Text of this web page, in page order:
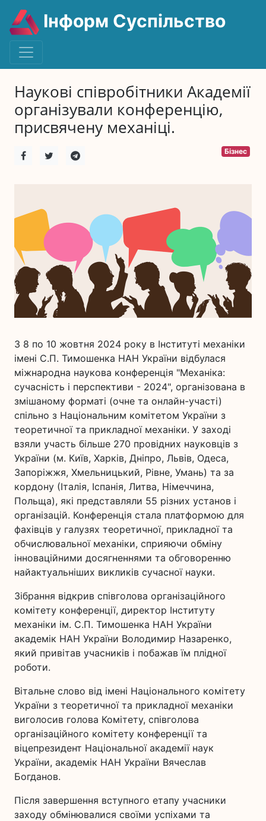
Інформ Суспільство
Наукові співробітники Академії
організували конференцію,
присвячену механіці.
Бізнес
З 8 по 10 жовтня 2024 року в Інституті механіки
імені С.П. Тимошенка НАН України відбулася
міжнародна наукова конференція "Механіка:
сучасність і перспективи - 2024", організована в
змішаному форматі (очне та онлайн-участі)
спільно з Національним комітетом України з
теоретичної та прикладної механіки. У заході
взяли участь більше 270 провідних науковців з
України (м. Київ, Харків, Дніпро, Львів, Одеса,
Запоріжжя, Хмельницький, Рівне, Умань) та за
кордону (Італія, Іспанія, Литва, Німеччина,
Польща), які представляли 55 різних установ і
організацій. Конференція стала платформою для
фахівців у галузях теоретичної, прикладної та
обчислювальної механіки, сприяючи обміну
інноваційними досягненнями та обговоренню
найактуальніших викликів сучасної науки.
Зібрання відкрив співголова організаційного
комітету конференції, директор Інституту
механіки ім. С.П. Тимошенка НАН України
академік НАН України Володимир Назаренко,
який привітав учасників і побажав їм плідної
роботи.
Вітальне слово від імені Національного комітету
України з теоретичної та прикладної механіки
виголосив голова Комітету, співголова
організаційного комітету конференції та
віцепрезидент Національної академії наук
України, академік НАН України Вячеслав
Богданов.
Після завершення вступного етапу учасники
заходу обмінювалися своїми успіхами та